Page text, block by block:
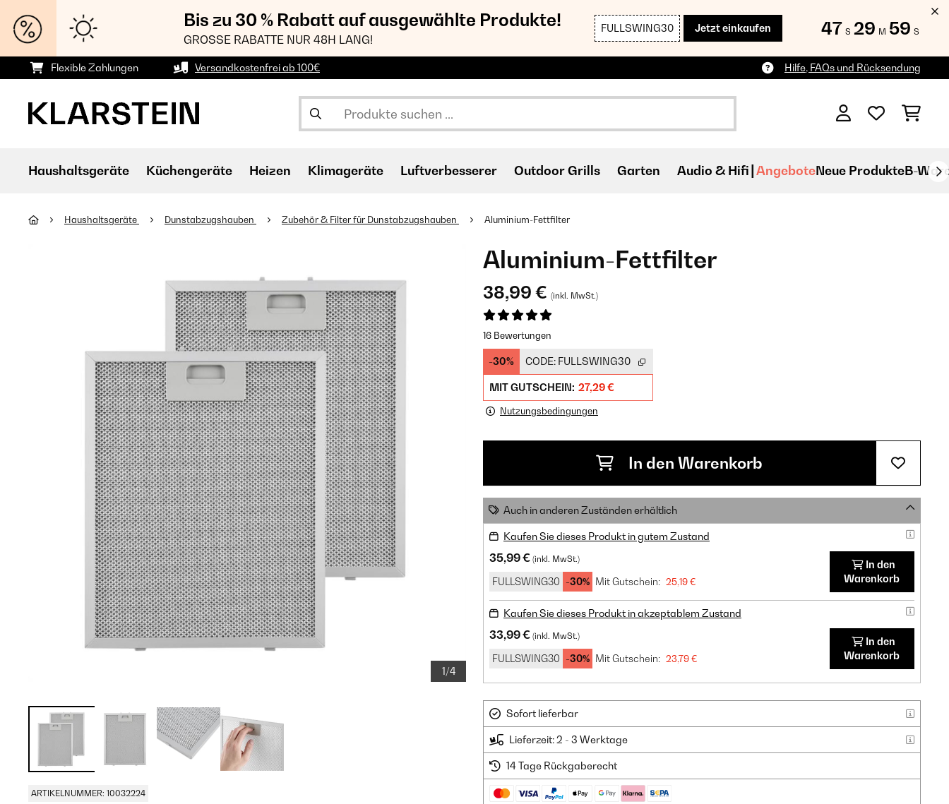
Bis zu 30 % Rabatt auf ausgewählte Produkte!
GROSSE RABATTE NUR 48H LANG!
FULLSWING30 Jetzt einkaufen 47 S 29 M 58 S
Flexible Zahlungen Versandkostenfrei ab 100€ Hilfe, FAQs und Rücksendung
Haushaltsgeräte Küchengeräte Heizen Klimageräte Luftverbesserer Outdoor Grills Garten Audio & Hifi AngeboteNeue ProdukteB-
Haushaltsgeräte Dunstabzugshauben Zubehör & Filter für Dunstabzugshauben Aluminium-Fettfilter
1/4
ARTIKELNUMMER: 10032224
Aluminium-Fettfilter
38,99 € (inkl. MwSt.)
16 Bewertungen
-30% CODE: FULLSWING30
MIT GUTSCHEIN: 27,29 €
Nutzungsbedingungen
In den Warenkorb
Auch in anderen Zuständen erhältlich
Kaufen Sie dieses Produkt in gutem Zustand
35,99 € (inkl. MwSt.)
FULLSWING30 -30% Mit Gutschein: 25,19 €
In den
Warenkorb
Kaufen Sie dieses Produkt in akzeptablem Zustand
33,99 € (inkl. MwSt.)
FULLSWING30 -30% Mit Gutschein: 23,79 €
In den
Warenkorb
Sofort lieferbar
Lieferzeit: 2 - 3 Werktage
14 Tage Rückgaberecht